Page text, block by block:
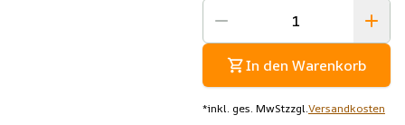
In den Warenkorb
*inkl. ges. MwStzzgl.Versandkosten